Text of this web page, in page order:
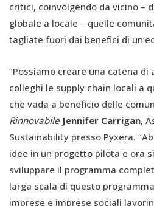
critici, coinvolgendo da vicino –
globale a locale ‒ quelle
tagliate fuori dai benefici di
“Possiamo creare una catena
colleghi le supply chain locali a
che vada a beneficio delle
Rinnovabile Jennifer Carrigan,
Sustainability presso Pyxera.
idee in un progetto pilota e ora
sviluppare il programma
larga scala di questo
imprese e imprese sociali